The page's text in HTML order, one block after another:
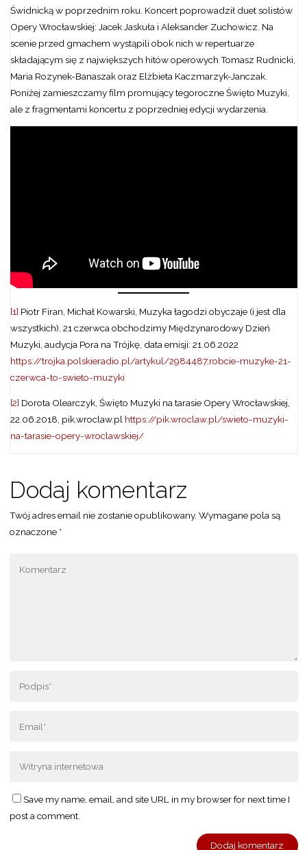
Świdnicką w poprzednim roku. Koncert poprowadził duet solistów
Opery Wrocławskiej: Jacek Jaskuła i Aleksander Zuchowicz. Na
scenie przed gmachem wystąpili obok nich w repertuarze
składającym się z największych hitów operowych Tomasz Rudnicki,
Maria Rozynek-Banaszak oraz Elżbieta Kaczmarzyk-Janczak.
Poniżej zamieszczamy film promujący tegoroczne Święto Muzyki,
ale z fragmentami koncertu z poprzedniej edycji wydarzenia.
[1] Piotr Firan, Michał Kowarski, Muzyka łagodzi obyczaje (i jest dla
wszystkich). 21 czerwca obchodzimy Międzynarodowy Dzień
Muzyki, audycja Pora na Trójkę, data emisji: 21.06.2022
https://trojka.polskieradio.pl/artykul/2984487,robcie-muzyke-21-
czerwca-to-swieto-muzyki
[2] Dorota Olearczyk, Święto Muzyki na tarasie Opery Wrocławskiej,
22.06.2018, pik.wroclaw.pl https://pik.wroclaw.pl/swieto-muzyki-
na-tarasie-opery-wroclawskiej/
Dodaj komentarz
Twój adres email nie zostanie opublikowany. Wymagane pola są
oznaczone *
Save my name, email, and site URL in my browser for next time I
post a comment.